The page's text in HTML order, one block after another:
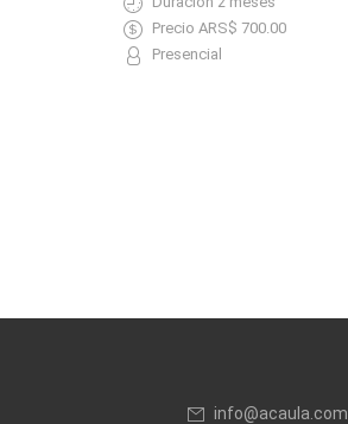
Precio ARS$ 700.00
Presencial
info@acaula.com